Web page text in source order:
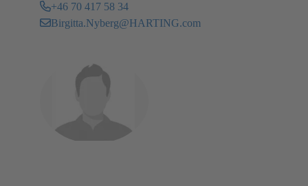
+46 70 417 58 34
Birgitta.Nyberg@HARTING.com